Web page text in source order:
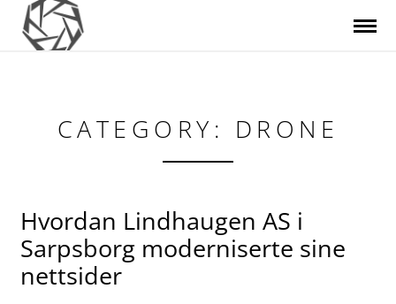
CATEGORY: DRONE
Hvordan Lindhaugen AS i
Sarpsborg moderniserte sine
nettsider